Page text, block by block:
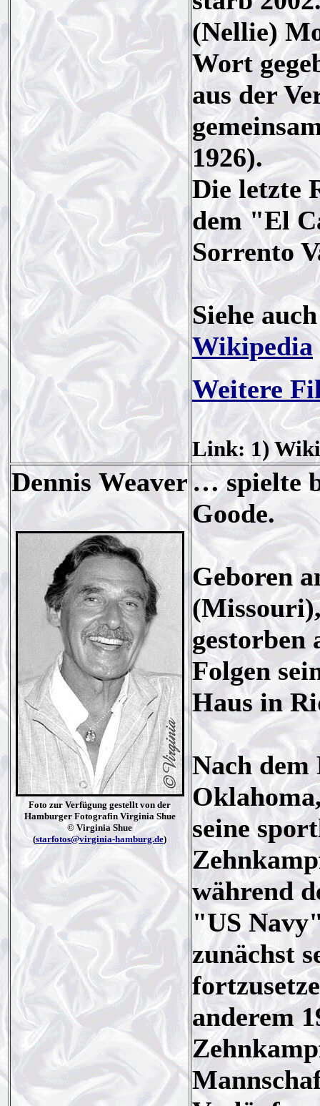
(Nellie)
Wort
aus der
1926).
Die letzte
dem "El
Sorrento
Siehe
Wikipedia
Weitere
Link: 1)
Dennis Weaver
Foto zur Verfügung gestellt von der
Hamburger Fotografin Virginia Shue
© Virginia Shue
(starfotos@virginia-hamburg.de)
… spielte
Goode.
Geboren
gestorben
Folgen
Haus in
Nach dem
seine
während
"US
zunächst
anderem